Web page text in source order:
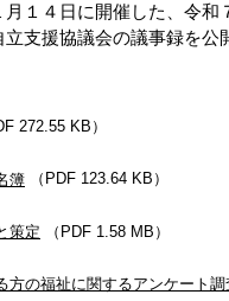
１４日に開催した、令和
支援協議会の議事録を公
272.55 KB）
簿 （PDF 123.64 KB）
策定 （PDF 1.58 MB）
方の福祉に関するアンケート調